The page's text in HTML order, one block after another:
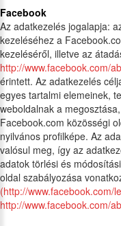
Facebook
Az adatkezelés jogalapja:
kezeléséhez a
kezeléséről, illetve az
http://www.facebook.com/
érintett. Az adatkezelés
egyes tartalmi elemeinek,
weboldalnak a
Facebook.com közösségi
nyilvános profilképe. Az
valósul meg, így az
adatok törlési és
oldal szabályozása
(http://www.facebook.com/
http://www.facebook.com/